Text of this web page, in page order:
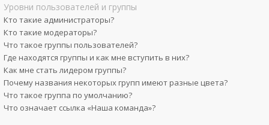
Уровни пользователей и группы
Кто такие администраторы?
Кто такие модераторы?
Что такое группы пользователей?
Где находятся группы и как мне вступить в них?
Как мне стать лидером группы?
Почему названия некоторых групп имеют разные цвета?
Что такое группа по умолчанию?
Что означает ссылка «Наша команда»?